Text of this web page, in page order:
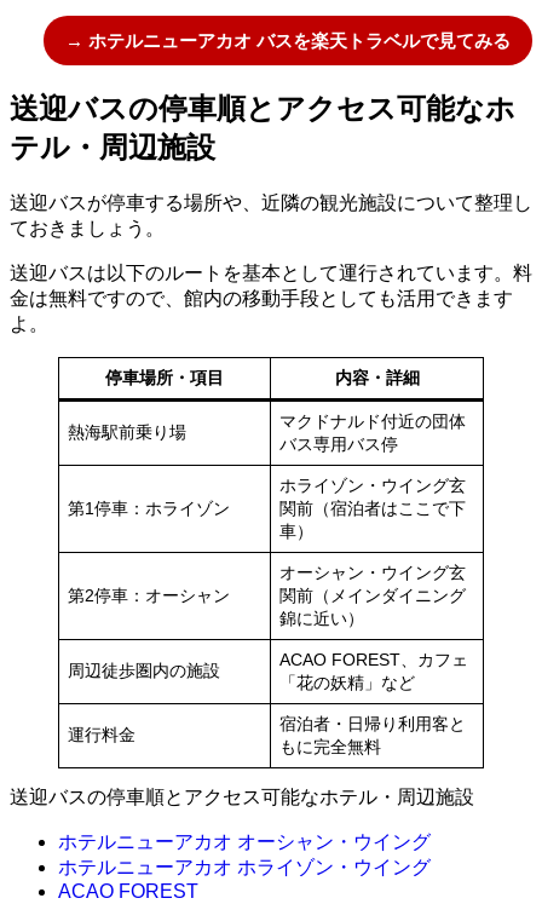
→ ホテルニューアカオ バスを楽天トラベルで見てみる
送迎バスの停車順とアクセス可能なホ
テル・周辺施設
送迎バスが停車する場所や、近隣の観光施設について整理し
ておきましょう。
送迎バスは以下のルートを基本として運行されています。料
金は無料ですので、館内の移動手段としても活用できます
よ。
停車場所・項目 内容・詳細
熱海駅前乗り場
マクドナルド付近の団体
バス専用バス停
第1停車：ホライゾン
ホライゾン・ウイング玄
関前（宿泊者はここで下
車）
第2停車：オーシャン
オーシャン・ウイング玄
関前（メインダイニング
錦に近い）
周辺徒歩圏内の施設
ACAO FOREST、カフェ
「花の妖精」など
運行料金
宿泊者・日帰り利用客と
もに完全無料
送迎バスの停車順とアクセス可能なホテル・周辺施設
ホテルニューアカオ オーシャン・ウイング
ホテルニューアカオ ホライゾン・ウイング
ACAO FOREST